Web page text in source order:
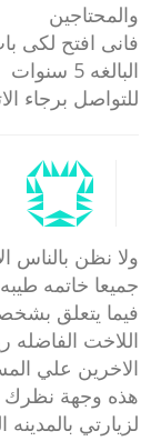
والمحتاجين
فانى افتح لكى
البالغه 5 سنوات
للتواصل برجاء
ولا نظن بالناس
جميعا خاتمه
فيما يتعلق
اللاخت الفاضله
الاخرين علي
هذه وجهة نظرك
لزيارتي